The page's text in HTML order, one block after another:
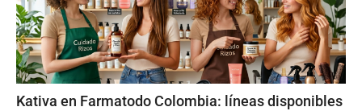
Kativa en Farmatodo Colombia: líneas disponibles